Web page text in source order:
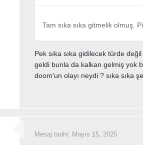
Tam sıka sıka gitmelik olmuş.
Pek sıka sıka gidilecek türde
geldi bunla da kalkan gelmiş yok
doom'un olayı neydi ? sıka sıka
Mesaj tarihi: Mayıs 15, 2025